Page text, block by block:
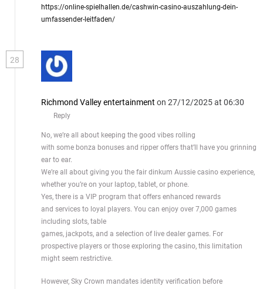
https://online-spielhallen.de/cashwin-casino-auszahlung-dein-
umfassender-leitfaden/
28
Richmond Valley entertainment on 27/12/2025 at 06:30
Reply
No, we’re all about keeping the good vibes rolling
with some bonza bonuses and ripper offers that’ll have you grinning
ear to ear.
We’re all about giving you the fair dinkum Aussie casino experience,
whether you’re on your laptop, tablet, or phone.
Yes, there is a VIP program that offers enhanced rewards
and services to loyal players. You can enjoy over 7,000 games
including slots, table
games, jackpots, and a selection of live dealer games. For
prospective players or those exploring the casino, this limitation
might seem restrictive.
However, Sky Crown mandates identity verification before